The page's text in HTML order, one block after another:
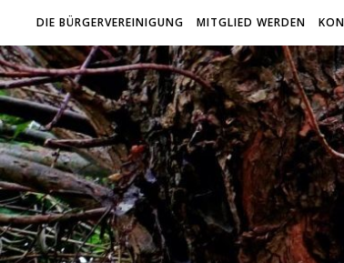
DIE BÜRGERVEREINIGUNG MITGLIED WERDEN